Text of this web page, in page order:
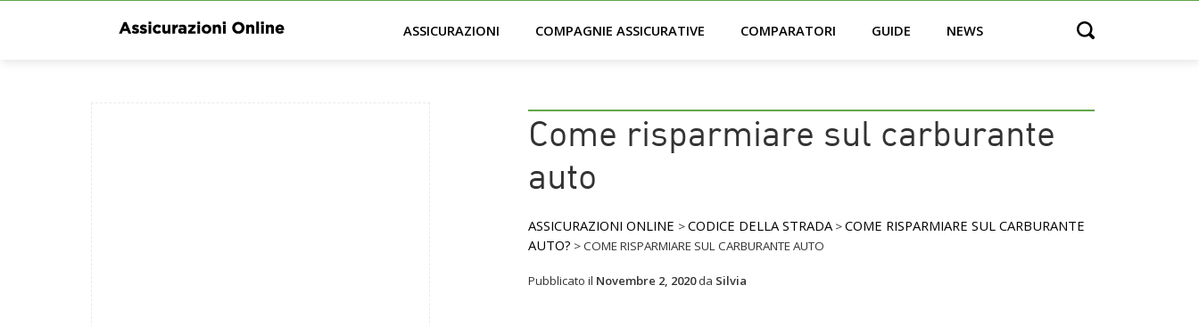
ASSICURAZIONI COMPAGNIE ASSICURATIVE COMPARATORI GUIDE NEWS Open search
Come risparmiare sul carburante
auto
ASSICURAZIONI ONLINE >CODICE DELLA STRADA >COME RISPARMIARE SUL CARBURANTE
AUTO? >COME RISPARMIARE SUL CARBURANTE AUTO
Pubblicato il Novembre 2, 2020da Silvia